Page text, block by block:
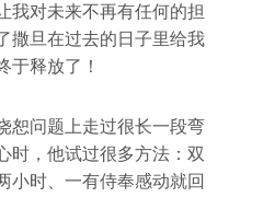
我对未来不再有任何的担
撒旦在过去的日子里给我
于释放了！
恕问题上走过很长一段弯
时，他试过很多方法：双
小时、一有侍奉感动就回